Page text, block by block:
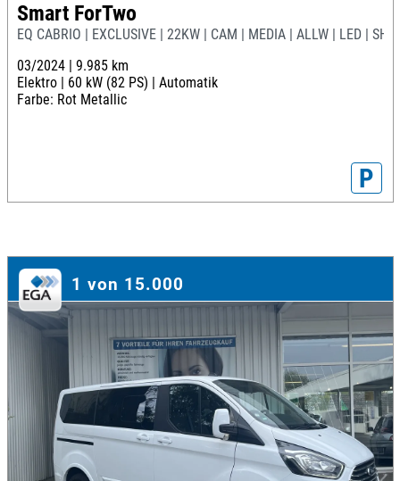
Smart ForTwo
EQ CABRIO | EXCLUSIVE | 22KW | CAM | MEDIA | ALLW | LED | SHZ
03/2024 | 9.985 km
Elektro | 60 kW (82 PS) | Automatik
Farbe: Rot Metallic
P
1 von 15.000